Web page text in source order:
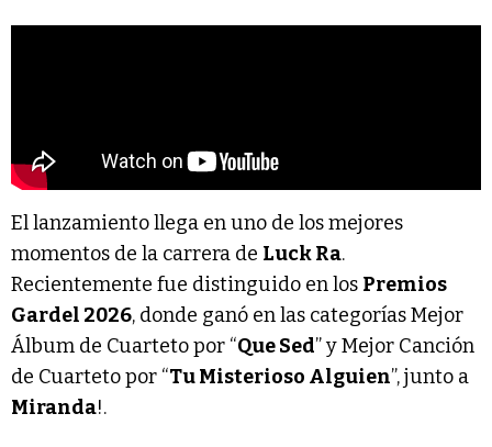
El lanzamiento llega en uno de los mejores
momentos de la carrera de Luck Ra.
Recientemente fue distinguido en los Premios
Gardel 2026, donde ganó en las categorías Mejor
Álbum de Cuarteto por “Que Sed” y Mejor Canción
de Cuarteto por “Tu Misterioso Alguien”, junto a
Miranda!.